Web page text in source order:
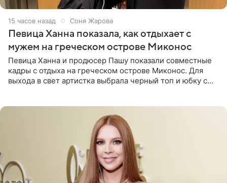
15 часов назад Соня Жарова
Певица Ханна показала, как отдыхает с
мужем на греческом острове Миконос
Певица Ханна и продюсер Пашу показали совместные
кадры с отдыха на греческом острове Миконос. Для
выхода в свет артистка выбрала черный топ и юбку с